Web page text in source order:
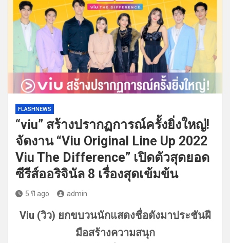
FLASHNEWS
“viu” สร้างปรากฏการณ์ครั้งยิ่งใหญ่!
จัดงาน “Viu Original Line Up 2022
Viu The Difference” เปิดตัวสุดยอด
ซีรีส์ออริจินัล 8 เรื่องสุดเข้มข้น
5 ปี ago admin
Viu (วิว) ยกขบวนนักแสดงชื่อดังมาประชันฝี
มือสร้างความสนุก